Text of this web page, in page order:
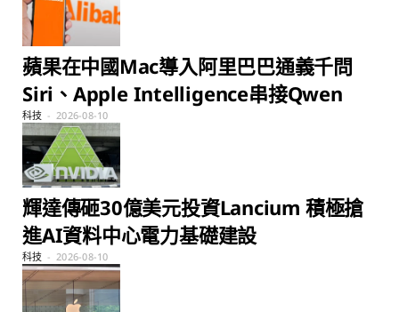
蘋果在中國Mac導入阿里巴巴通義千問
Siri、Apple Intelligence串接Qwen
科技 2026-08-10
輝達傳砸30億美元投資Lancium 積極搶
進AI資料中心電力基礎建設
科技 2026-08-10